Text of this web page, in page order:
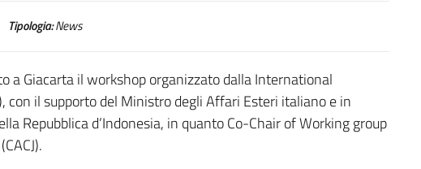
Tipologia:News
a Giacarta il workshop organizzato dalla International
con il supporto del Ministro degli Affari Esteri italiano e in
Repubblica d’Indonesia, in quanto Co-Chair of Working group